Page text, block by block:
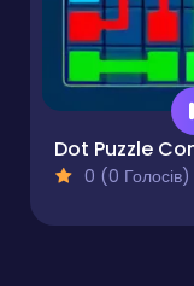
0 (0 Голосів)